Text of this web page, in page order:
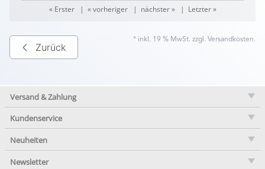
« Erster| « vorheriger| nächster »| Letzter »
Zurück
* inkl. 19 % MwSt. zzgl. Versandkosten.
Versand & Zahlung
Kundenservice
Neuheiten
Newsletter